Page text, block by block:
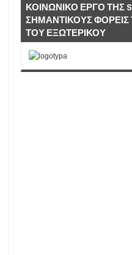
ΚΟΙΝΩΝΙΚΟ ΕΡΓΟ ΤΗΣ
ΣΗΜΑΝΤΙΚΟΥΣ ΦΟΡΕΙΣ
ΤΟΥ ΕΞΩΤΕΡΙΚΟΥ